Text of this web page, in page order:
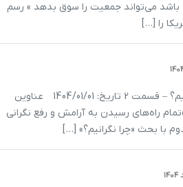
داشته باشد می­‌تواند جمعیت را سوق بدهد » رسم
را […]
یا مستعان متن سخنرانی سید محمد انجوی‌نژاد موضوع سخنرانی: چرا نگرانیم؟ – قسمت 2 تاریخ: 1404/01/01 عناوین
راه‌های رسیدن به آرامش و رفع نگرانی
بحث «چرا نگرانیم؟» […]